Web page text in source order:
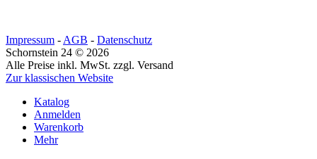
Impressum - AGB - Datenschutz
Schornstein 24 © 2026
Alle Preise inkl. MwSt. zzgl. Versand
Zur klassischen Website
Katalog
Anmelden
Warenkorb
Mehr